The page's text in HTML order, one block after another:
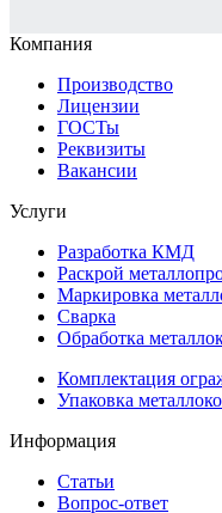
Компания
Производство
Лицензии
ГОСТы
Реквизиты
Вакансии
Услуги
Разработка КМД
Раскрой
Маркировка
Сварка
Обработка
Комплектация
Упаковка
Информация
Статьи
Вопрос-ответ